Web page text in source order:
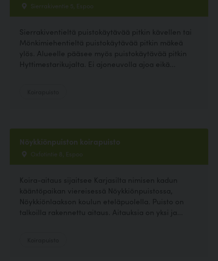
Sierrakiventie 5, Espoo
Sierrakiventieltä puistokäytävää pitkin kävellen tai
Mönkimiehentieltä puistokäytävää pitkin mäkeä
ylös. Alueelle pääsee myös puistokäytävää pitkin
Hyttimestarikujalta. Ei ajoneuvolla ajoa eikä...
Nöykkiönpuiston koirapuisto
Oxfotintie 8, Espoo
Koira-aitaus sijaitsee Karjasilta nimisen kadun
kääntöpaikan viereisessä Nöykkiönpuistossa,
Nöykkiönlaakson koulun eteläpuolella. Puisto on
talkoilla rakennettu aitaus. Aitauksia on yksi ja...